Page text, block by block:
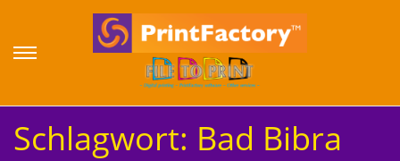
S
k
i
p
t
S
k
i
p
t
Schlagwort: Bad Bibra